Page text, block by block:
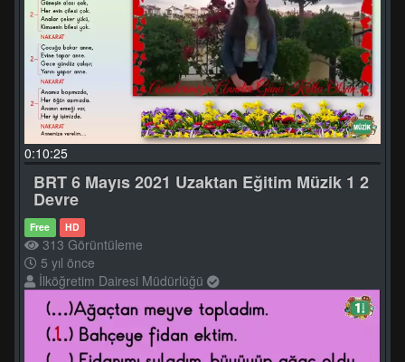
0:10:25
BRT 6 Mayıs 2021 Uzaktan Eğitim Müzik 1 2
Devre
Free HD
313 Görüntüleme
5 yıl önce
İlköğretim Dairesi Müdürlüğü